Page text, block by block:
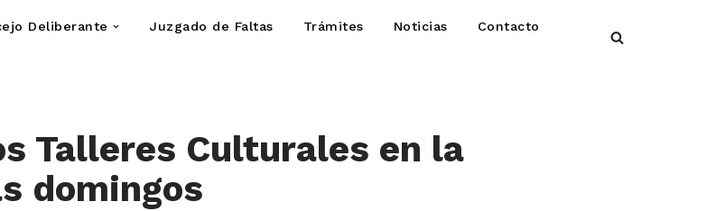
Deliberante Juzgado de Faltas Trámites Noticias
Contacto
Talleres Culturales en la
domingos